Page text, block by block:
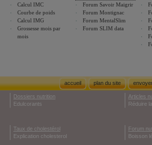
Calcul IMC
Courbe de poids
Calcul IMG
Grossesse mois par
mois
Forum Savoir Maigrir
Forum Montignac
Forum MentalSlim
Forum SLIM data
accueil plan du site
Dossiers nutrition
Edulcorants
Articles
Réduire
Taux de cholestérol
Explication cholesterol
Forum
Boisson